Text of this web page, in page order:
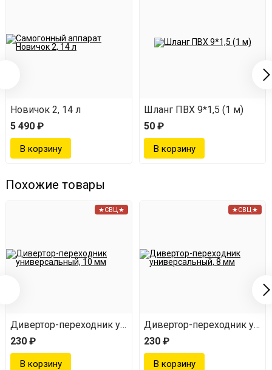
Новичок 2, 14 л
5 490 ₽
Шланг ПВХ 9*1,5 (1 м)
50 ₽
Похожие товары
8 мм
★СВЦ★
Дивертор-переходник универсальный, 10 мм
230 ₽
★СВЦ★
Дивертор-переходник
230 ₽